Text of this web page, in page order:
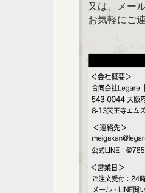
又は、メー
お気軽にご